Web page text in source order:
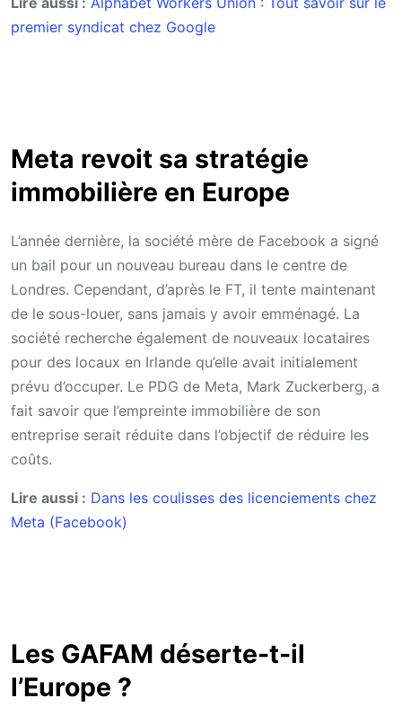
premier syndicat chez Google
Meta revoit sa stratégie
immobilière en Europe
L’année dernière, la société mère de Facebook a signé
un bail pour un nouveau bureau dans le centre de
Londres. Cependant, d’après le FT, il tente maintenant
de le sous-louer, sans jamais y avoir emménagé. La
société recherche également de nouveaux locataires
pour des locaux en Irlande qu’elle avait initialement
prévu d’occuper. Le PDG de Meta, Mark Zuckerberg, a
fait savoir que l’empreinte immobilière de son
entreprise serait réduite dans l’objectif de réduire les
coûts.
Lire aussi : Dans les coulisses des licenciements chez
Meta (Facebook)
Les GAFAM déserte-t-il
l’Europe ?